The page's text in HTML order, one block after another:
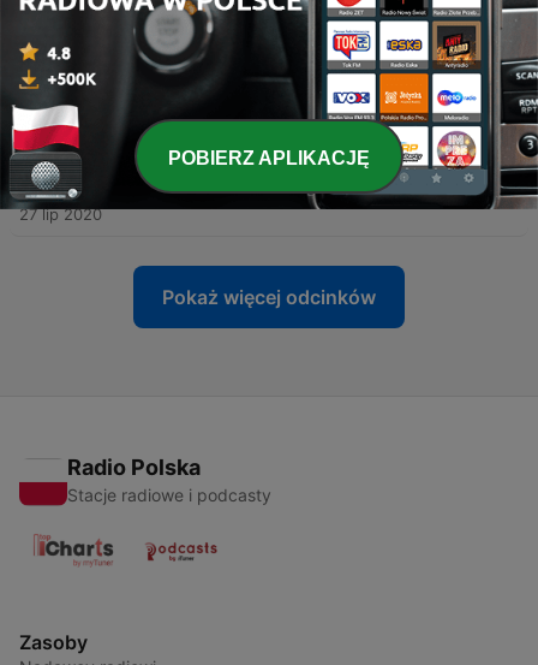
18 - Mi historia con la histerectomía.
15 lip 2021
17 Hablemos de autismo e inclusión
02 kwi 2021
16 - Paternidad atípica. Las implicaciones de tener una
familia homoparental
27 lip 2020
Pokaż więcej odcinków
Radio Polska
Stacje radiowe i podcasty
Zasoby
POBIERZ APLIKACJĘ